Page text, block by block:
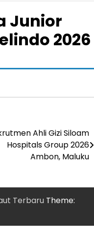
Junior
2026
Ahli Gizi Siloam
Hospitals Group 2026
Ambon, Maluku
Terbaru Theme: